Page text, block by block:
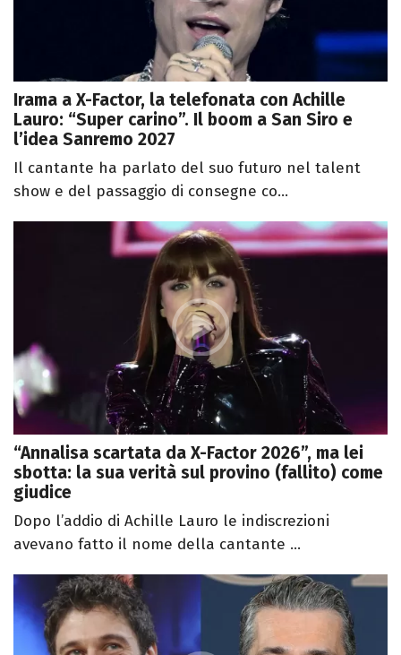
Irama a X-Factor, la telefonata con Achille
Lauro: “Super carino”. Il boom a San Siro e
l’idea Sanremo 2027
Il cantante ha parlato del suo futuro nel talent
show e del passaggio di consegne co...
“Annalisa scartata da X-Factor 2026”, ma lei
sbotta: la sua verità sul provino (fallito) come
giudice
Dopo l’addio di Achille Lauro le indiscrezioni
avevano fatto il nome della cantante ...